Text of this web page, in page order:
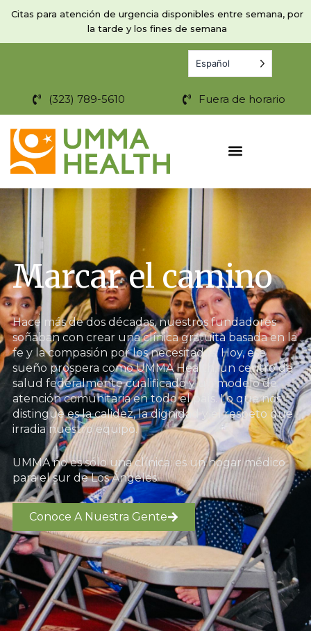
contenido
Citas para atención de urgencia disponibles entre semana, por
la tarde y los fines de semana
Español
(323) 789-5610 Fuera de horario
Marcar el camino
Hace más de dos décadas, nuestros fundadores
soñaban con crear una clínica gratuita basada en la
fe y la compasión por los necesitados. Hoy, ese
sueño prospera como UMMA Health, un centro de
salud federalmente cualificado y un modelo de
atención comunitaria en todo el país. Lo que nos
distingue es la calidez, la dignidad y el respeto que
irradia nuestro equipo.
UMMA no es sólo una clínica; es un hogar médico
para el sur de Los Ángeles.
Conoce A Nuestra Gente